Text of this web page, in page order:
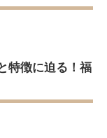
特徴に迫る！福